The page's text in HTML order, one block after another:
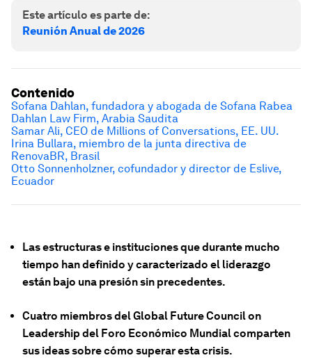
Este artículo es parte de:
Reunión Anual de 2026
Las estructuras e instituciones que durante mucho
tiempo han definido y caracterizado el liderazgo
están bajo una presión sin precedentes.
Cuatro miembros del Global Future Council on
Leadership del Foro Económico Mundial comparten
sus ideas sobre cómo superar esta crisis.
Contenido
Sofana Dahlan, fundadora y abogada de Sofana Rabea
Dahlan Law Firm, Arabia Saudita
Samar Ali, CEO de Millions of Conversations, EE. UU.
Irina Bullara, miembro de la junta directiva de
RenovaBR, Brasil
Otto Sonnenholzner, cofundador y director de Eslive,
Ecuador